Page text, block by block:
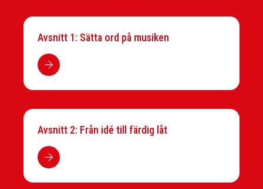
Avsnitt 1: Sätta ord på musiken
Avsnitt 2: Från idé till färdig låt